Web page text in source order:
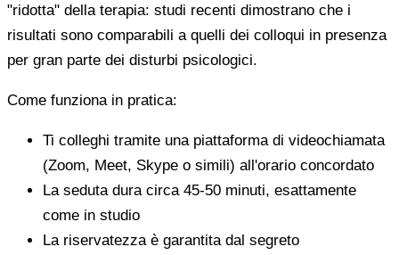
"ridotta" della terapia: studi recenti dimostrano che i
risultati sono comparabili a quelli dei colloqui in presenza
per gran parte dei disturbi psicologici.
Come funziona in pratica:
Ti colleghi tramite una piattaforma di videochiamata
(Zoom, Meet, Skype o simili) all'orario concordato
La seduta dura circa 45-50 minuti, esattamente
come in studio
La riservatezza è garantita dal segreto